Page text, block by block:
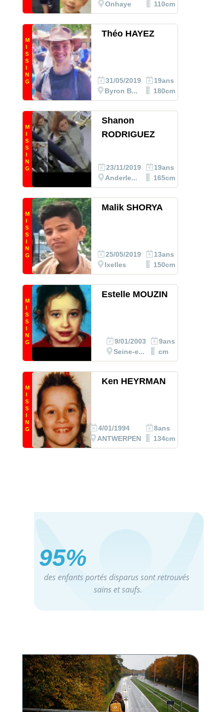
Onhaye
110cm
M
I
S
S
I
N
G
Théo HAYEZ
31/05/2019
Byron B...
19ans
180cm
M
I
S
S
I
N
G
Shanon
RODRIGUEZ
23/11/2019
Anderle...
19ans
165cm
M
I
S
S
I
N
G
Malik SHORYA
25/05/2019
Ixelles
13ans
150cm
M
I
S
S
I
N
G
Estelle MOUZIN
9/01/2003
Seine-e...
9ans
cm
M
I
S
S
I
N
G
Ken HEYRMAN
4/01/1994
ANTWERPEN
8ans
134cm
95%
des enfants portés disparus sont retrouvés
sains et saufs.